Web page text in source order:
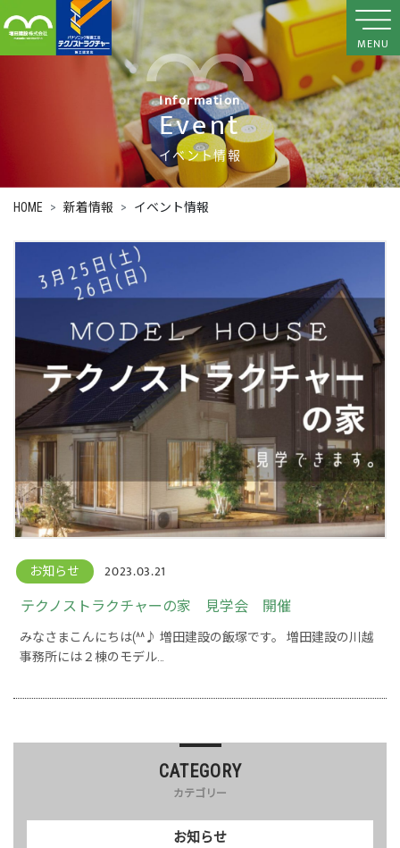
MENU
Information
Event
イベント情報
HOME 新着情報 イベント情報
お知らせ 2023.03.21
テクノストラクチャーの家 見学会 開催
みなさまこんにちは(^^♪ 増田建設の飯塚です。 増田建設の川越
事務所には２棟のモデル…
CATEGORY
カテゴリー
お知らせ